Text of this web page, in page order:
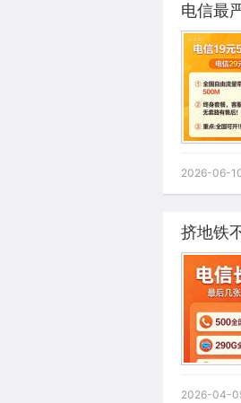
电信最
2026-06-
挤地铁
2026-04-